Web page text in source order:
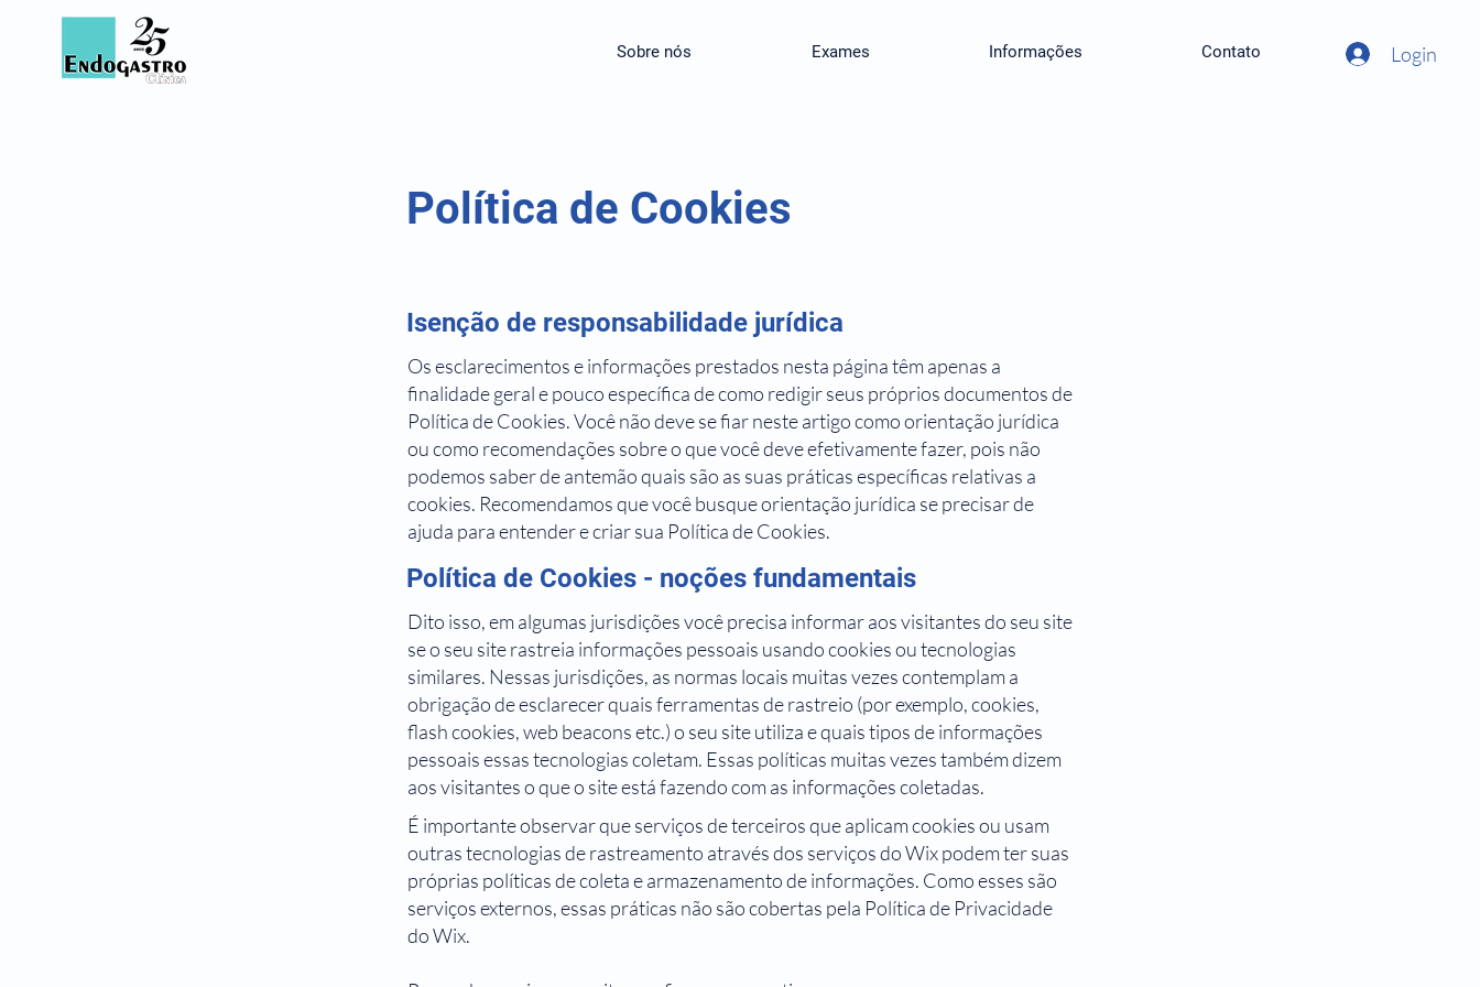
Sobre nós Exames Informações Contato Login
Política de Cookies
Isenção de responsabilidade jurídica
Os esclarecimentos e informações prestados nesta página têm apenas a
finalidade geral e pouco específica de como redigir seus próprios documentos de
Política de Cookies. Você não deve se fiar neste artigo como orientação jurídica
ou como recomendações sobre o que você deve efetivamente fazer, pois não
podemos saber de antemão quais são as suas práticas específicas relativas a
cookies. Recomendamos que você busque orientação jurídica se precisar de
ajuda para entender e criar sua Política de Cookies.
Política de Cookies - noções fundamentais
Dito isso, em algumas jurisdições você precisa informar aos visitantes do seu site
se o seu site rastreia informações pessoais usando cookies ou tecnologias
similares. Nessas jurisdições, as normas locais muitas vezes contemplam a
obrigação de esclarecer quais ferramentas de rastreio (por exemplo, cookies,
flash cookies, web beacons etc.) o seu site utiliza e quais tipos de informações
pessoais essas tecnologias coletam. Essas políticas muitas vezes também dizem
aos visitantes o que o site está fazendo com as informações coletadas.
É importante observar que serviços de terceiros que aplicam cookies ou usam
outras tecnologias de rastreamento através dos serviços do Wix podem ter suas
próprias políticas de coleta e armazenamento de informações. Como esses são
serviços externos, essas práticas não são cobertas pela Política de Privacidade
do Wix.